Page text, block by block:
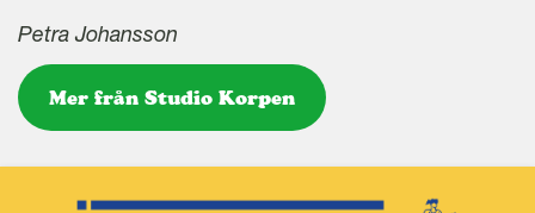
Petra Johansson
Mer från Studio Korpen